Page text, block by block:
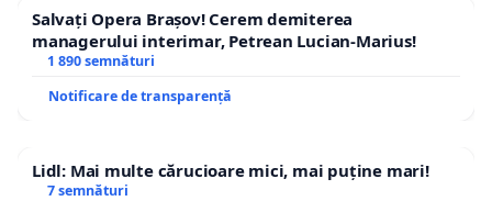
Salvați Opera Brașov! Cerem demiterea
managerului interimar, Petrean Lucian-Marius!
1 890 semnături
Notificare de transparență
Lidl: Mai multe cărucioare mici, mai puține mari!
7 semnături